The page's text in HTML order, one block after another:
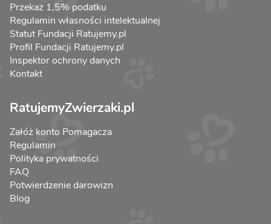
Przekaż 1,5% podatku
Regulamin własności intelektualnej
Statut Fundacji Ratujemy.pl
Profil Fundacji Ratujemy.pl
Inspektor ochrony danych
Kontakt
RatujemyZwierzaki.pl
Załóż konto Pomagacza
Regulamin
Polityka prywatności
FAQ
Potwierdzenie darowizn
Blog